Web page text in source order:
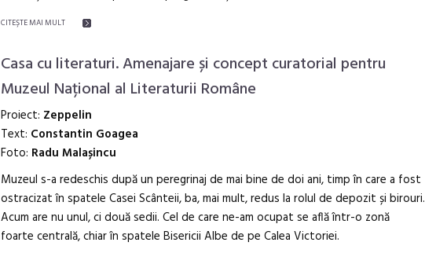
CITEŞTE MAI MULT
Casa cu literaturi. Amenajare și concept curatorial pentru
Muzeul Național al Literaturii Române
Proiect: Zeppelin
Text: Constantin Goagea
Foto: Radu Malașincu
Muzeul s-a redeschis după un peregrinaj de mai bine de doi ani, timp în care a fost
ostracizat în spatele Casei Scânteii, ba, mai mult, redus la rolul de depozit și birouri.
Acum are nu unul, ci două sedii. Cel de care ne-am ocupat se află într-o zonă
foarte centrală, chiar în spatele Bisericii Albe de pe Calea Victoriei.